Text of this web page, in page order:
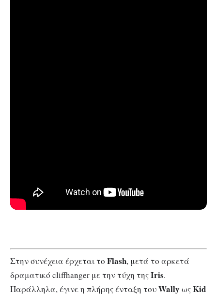
Στην συνέχεια έρχεται το Flash, μετά το αρκετά
δραματικό cliffhanger με την τύχη τηςIris.
Παράλληλα, έγινε η πλήρης ένταξη τουWally ωςKid